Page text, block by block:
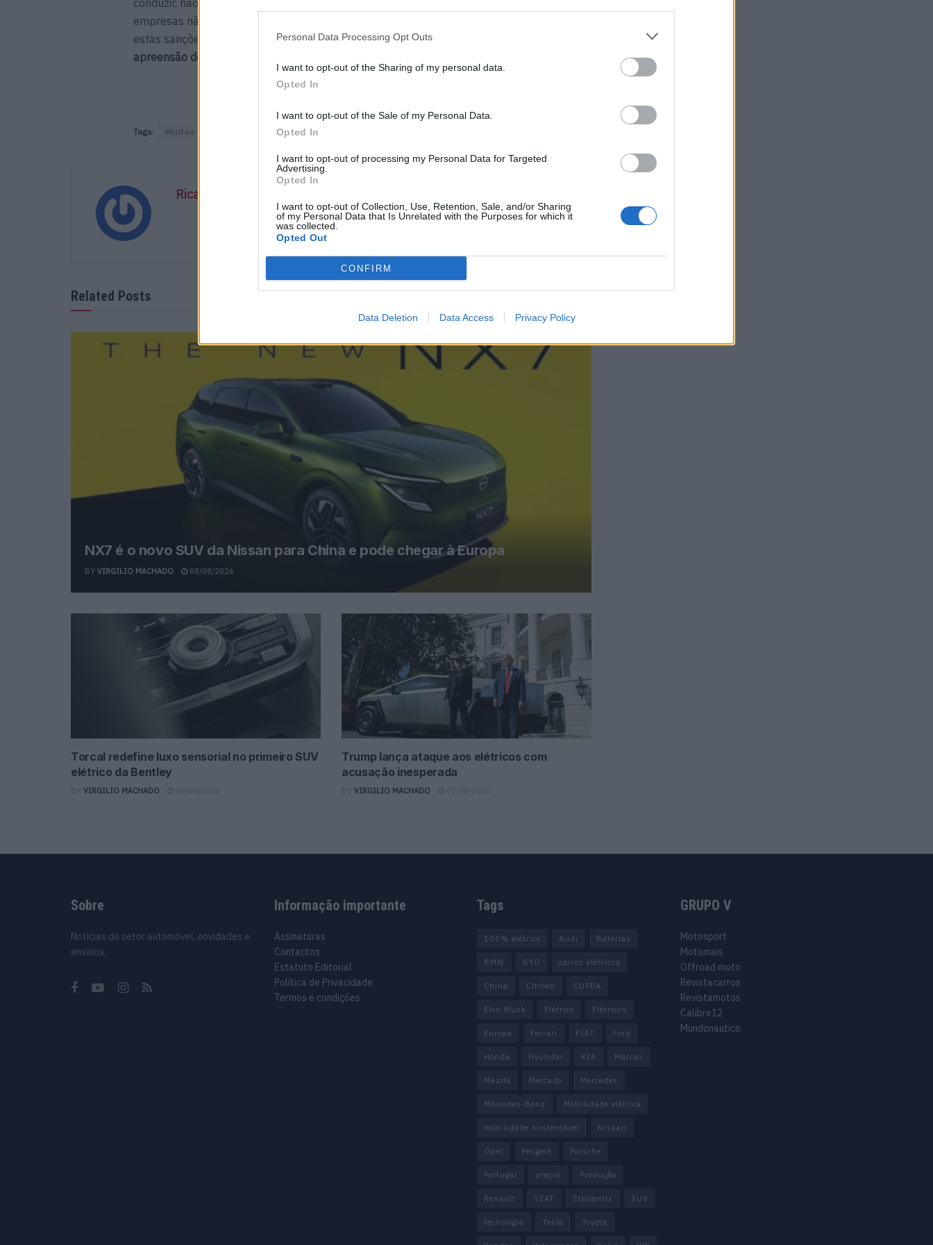
Personal Data Processing Opt Outs
I want to opt-out of the Sharing of my personal data.
Opted In
I want to opt-out of the Sale of my Personal Data.
Opted In
I want to opt-out of processing my Personal Data for Targeted
Advertising.
Opted In
I want to opt-out of Collection, Use, Retention, Sale, and/or Sharing
of my Personal Data that Is Unrelated with the Purposes for which it
was collected.
Opted Out
CONFIRM
Data Deletion Data Access Privacy Policy
empresas não ficarem com o veículo apreendido. Atenção que pagar a multa não evita
estas sanções.
Poderá sempre contestar , para evitar a proibição de conduzir e a
apreensão de veículo.
Tags: Multas e Coimas Passadeiras
Ricardo Carvalho
Related Posts
NX7 é o novo SUV da Nissan para China e pode chegar à Europa
BY VIRGILIO MACHADO 08/08/2026
Torcal redefine luxo sensorial no primeiro SUV
elétrico da Bentley
BY VIRGILIO MACHADO
Trump lança ataque aos elétricos com
acusação inesperada
BY VIRGILIO MACHADO 07/08/2026
Sobre
Noticias do setor automóvel, novidades e
ensaios.
Informação importante
Assinaturas
Contactos
Estatuto Editorial
Política de Privacidade
Termos e condições
Tags
100% elétrico Audi Baterias
BMW BYD carros elétricos
China Citröen CUPRA
Elon Musk Elétrico Elétricos
Europa Ferrari FIAT Ford
Honda Hyundai KIA Marcas
Mazda Mercado Mercedes
Mercedes-Benz Mobilidade elétrica
mobilidade sustentável Nissan
Opel Peugeot Porsche
Portugal preços Produção
Renault SEAT Stellantis SUV
tecnologia Tesla Toyota
GRUPO V
Motosport
Motomais
Offroad moto
Revistacarros
Revistamotos
Calibre12
Mundonautico